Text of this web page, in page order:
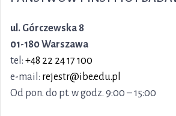
ul. Górczewska 8
01-180 Warszawa
tel: +48 22 24 17 100
e-mail: rejestr@ibe.edu.pl
Od pon. do pt. w godz. 9:00 – 15:00